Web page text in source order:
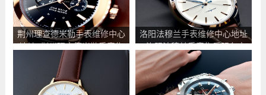
荆州理查德米勒手表维修中心
地址_荆州理查德米勒手表售
后服务点查询
洛阳法穆兰手表维修中心地址
_洛阳法穆兰手表售后服务点
查询